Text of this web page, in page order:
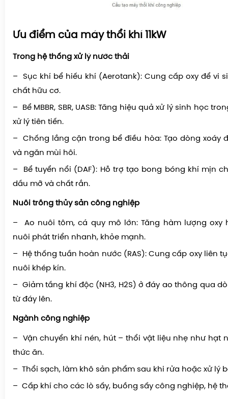
Ưu điểm của máy thổi khí 11kW
Trong hệ thống xử lý nước thải
– Sục khí bể hiếu khí (Aerotank): Cung cấp oxy để vi
chất hữu cơ.
– Bể MBBR, SBR, UASB: Tăng hiệu quả xử lý sinh học
xử lý tiên tiến.
– Chống lắng cặn trong bể điều hòa: Tạo dòng xoáy
và ngăn mùi hôi.
– Bể tuyển nổi (DAF): Hỗ trợ tạo bong bóng khí mịn
dầu mỡ và chất rắn.
Nuôi trồng thủy sản công nghiệp
– Ao nuôi tôm, cá quy mô lớn: Tăng hàm lượng oxy
nuôi phát triển nhanh, khỏe mạnh.
– Hệ thống tuần hoàn nước (RAS): Cung cấp oxy liên
nuôi khép kín.
– Giảm tầng khí độc (NH3, H2S) ở đáy ao thông qua
từ đáy lên.
Ngành công nghiệp
– Vận chuyển khí nén, hút – thổi vật liệu nhẹ như hạt
thức ăn.
– Thổi sạch, làm khô sản phẩm sau khi rửa hoặc xử lý
– Cấp khí cho các lò sấy, buồng sấy công nghiệp, hệ